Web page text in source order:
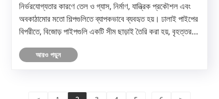
নির্ভরযোগ্যতার কারণে তেল ও গ্যাস, নির্মাণ, যান্ত্রিক প্রকৌশল এবং
অবকাঠামোর মতো শিল্পগুলিতে ব্যাপকভাবে ব্যবহৃত হয়। ঢালাই পাইপের
বিপরীতে, বিজোড় পাইপগুলি একটি সীম ছাড়াই তৈরি করা হয়, বৃহত্তর
আরও পড়ুন